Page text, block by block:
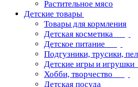
Растительное мясо
Детские товары
Товары для кормления
Детская косметика
Детское питание
Подгузники, трусики,
Детские игры и игрушки
Хобби, творчество
Детская посуда